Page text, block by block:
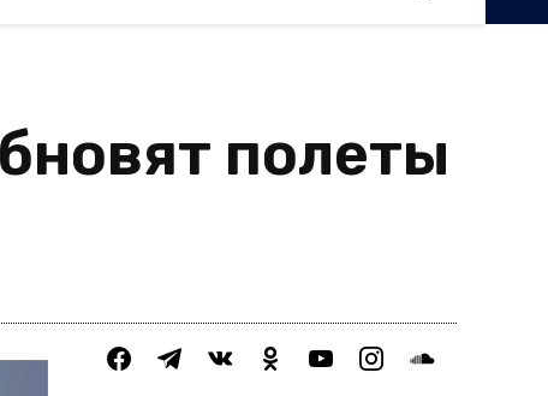
полеты
facebooktelegramvkontakteodnoklassniki
youtubeinstagramsoundcloud